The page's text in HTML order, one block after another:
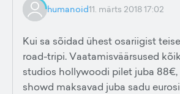
humanoid11. märts 2018 17:02
Kui sa sõidad ühest osariigist
road-tripi. Vaatamisväärsused
studios hollywoodi pilet juba 88€,
showd maksavad juba sadu